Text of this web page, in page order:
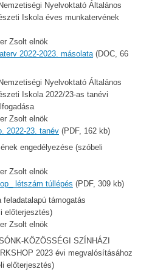
Nyelvoktató Általános
Iskola éves munkatervének
Zsolt elnök
2022-2023. másolata(DOC, 66
Nyelvoktató Általános
Iskola 2022/23-as tanévi
Zsolt elnök
2022-23. tanév (PDF, 162 kb)
engedélyezése (szóbeli
Zsolt elnök
létszám túllépés (PDF, 309 kb)
feladatalapú támogatás
előterjesztés)
Zsolt elnök
KÖZÖSSÉGI SZÍNHÁZI
2023 évi megvalósításához
előterjesztés)